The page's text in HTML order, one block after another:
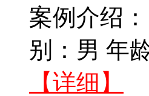
案例介绍
别：男 年
【详细】